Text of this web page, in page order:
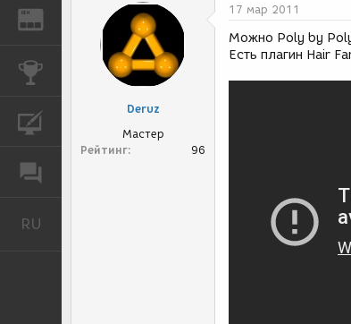
REN ЖУРНАЛ
КОНКУРСЫ
RU
Deruz
Мастер
Рейтинг
96
17 мар 2011
Можно Poly by Poly
Есть плагин Hair